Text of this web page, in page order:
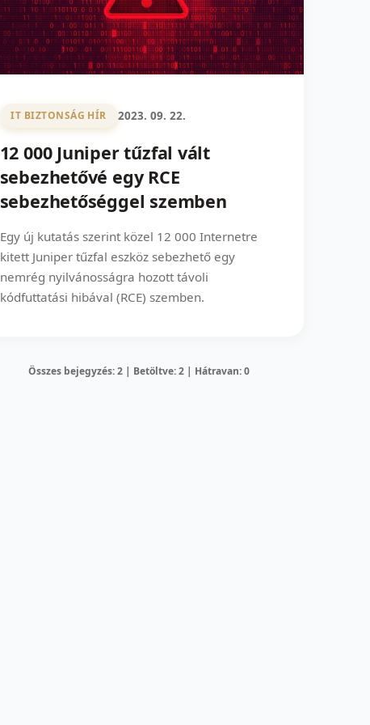
IT BIZTONSÁG HÍR 2023. 09. 22.
12 000 Juniper tűzfal vált
sebezhetővé egy RCE
sebezhetőséggel szemben
Egy új kutatás szerint közel 12 000 Internetre
kitett Juniper tűzfal eszköz sebezhető egy
nemrég nyilvánosságra hozott távoli
kódfuttatási hibával (RCE) szemben.
Összes bejegyzés: 2 | Betöltve: 2 | Hátravan: 0